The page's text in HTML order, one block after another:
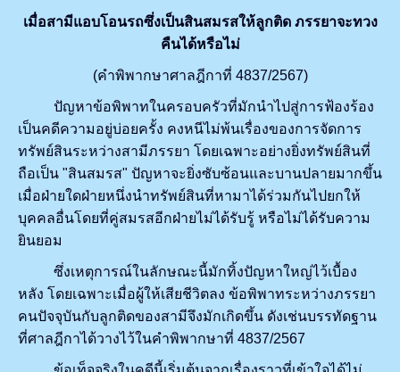
เมื่อสามีแอบโอนรถซึ่งเป็นสินสมรสให้ลูกติด ภรรยาจะทวง
คืนได้หรือไม่
(คำพิพากษาศาลฎีกาที่ 4837/2567)
ปัญหาข้อพิพาทในครอบครัวที่มักนำไปสู่การฟ้องร้อง
เป็นคดีความอยู่บ่อยครั้ง คงหนีไม่พ้นเรื่องของการจัดการ
ทรัพย์สินระหว่างสามีภรรยา โดยเฉพาะอย่างยิ่งทรัพย์สินที่
ถือเป็น "สินสมรส" ปัญหาจะยิ่งซับซ้อนและบานปลายมากขึ้น
เมื่อฝ่ายใดฝ่ายหนึ่งนำทรัพย์สินที่หามาได้ร่วมกันไปยกให้
บุคคลอื่นโดยที่คู่สมรสอีกฝ่ายไม่ได้รับรู้ หรือไม่ได้รับความ
ยินยอม
ซึ่งเหตุการณ์ในลักษณะนี้มักทิ้งปัญหาใหญ่ไว้เบื้อง
หลัง โดยเฉพาะเมื่อผู้ให้เสียชีวิตลง ข้อพิพาทระหว่างภรรยา
คนปัจจุบันกับลูกติดของสามีจึงมักเกิดขึ้น ดังเช่นบรรทัดฐาน
ที่ศาลฎีกาได้วางไว้ในคำพิพากษาที่ 4837/2567